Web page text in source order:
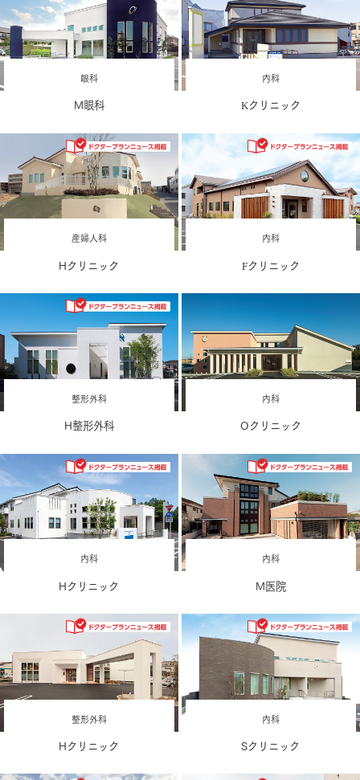
眼科
M眼科
内科
Kクリニック
産婦人科
Hクリニック
内科
Fクリニック
整形外科
H整形外科
内科
Oクリニック
内科
Hクリニック
内科
M医院
整形外科
Hクリニック
内科
Sクリニック